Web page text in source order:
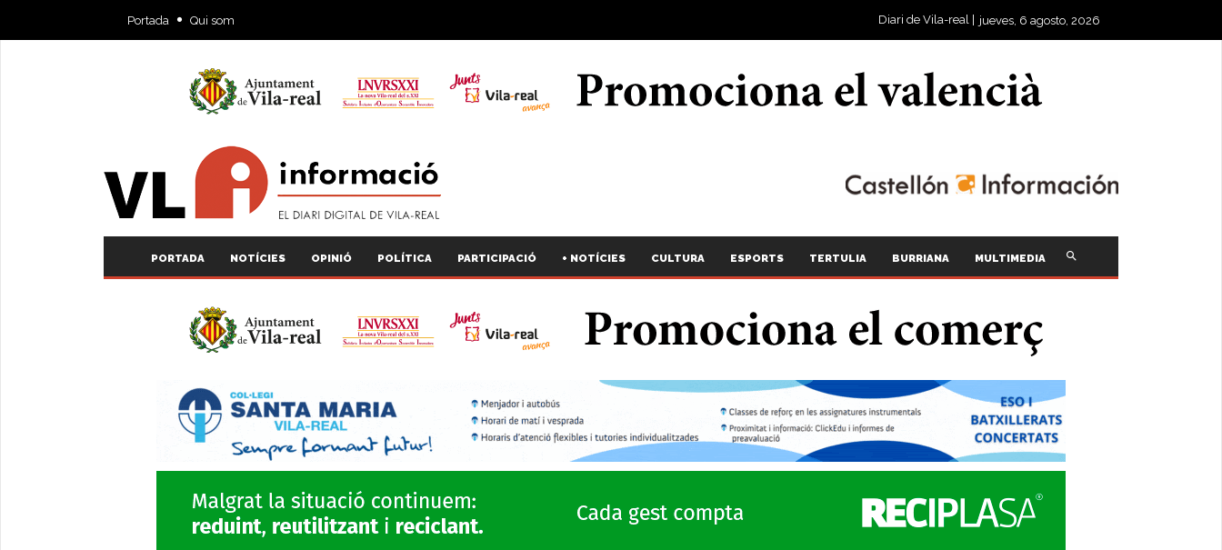
Portada Qui som Diari de Vila-real | jueves, 6 agosto, 2026
PORTADA NOTÍCIES OPINIÓ POLÍTICA PARTICIPACIÓ + NOTÍCIES CULTURA ESPORTS TERTULIA BURRIANA MULTIMEDIA